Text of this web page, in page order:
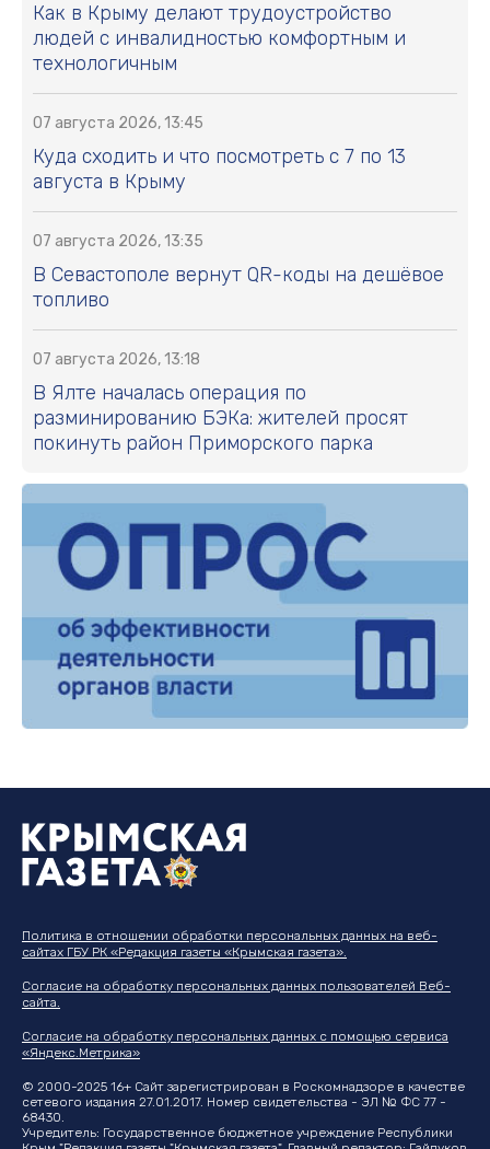
Как в Крыму делают трудоустройство
людей с инвалидностью комфортным и
технологичным
07 августа 2026, 13:45
Куда сходить и что посмотреть с 7 по 13
августа в Крыму
07 августа 2026, 13:35
В Севастополе вернут QR-коды на дешёвое
топливо
07 августа 2026, 13:18
В Ялте началась операция по
разминированию БЭКа: жителей просят
покинуть район Приморского парка
Политика в отношении обработки персональных данных на веб-
сайтах ГБУ РК «Редакция газеты «Крымская газета».
Согласие на обработку персональных данных пользователей Веб-
сайта.
Согласие на обработку персональных данных с помощью сервиса
«Яндекс.Метрика»
© 2000-2025 16+ Сайт зарегистрирован в Роскомнадзоре в качестве
сетевого издания 27.01.2017. Номер свидетельства - ЭЛ № ФС 77 -
68430.
Учредитель: Государственное бюджетное учреждение Республики